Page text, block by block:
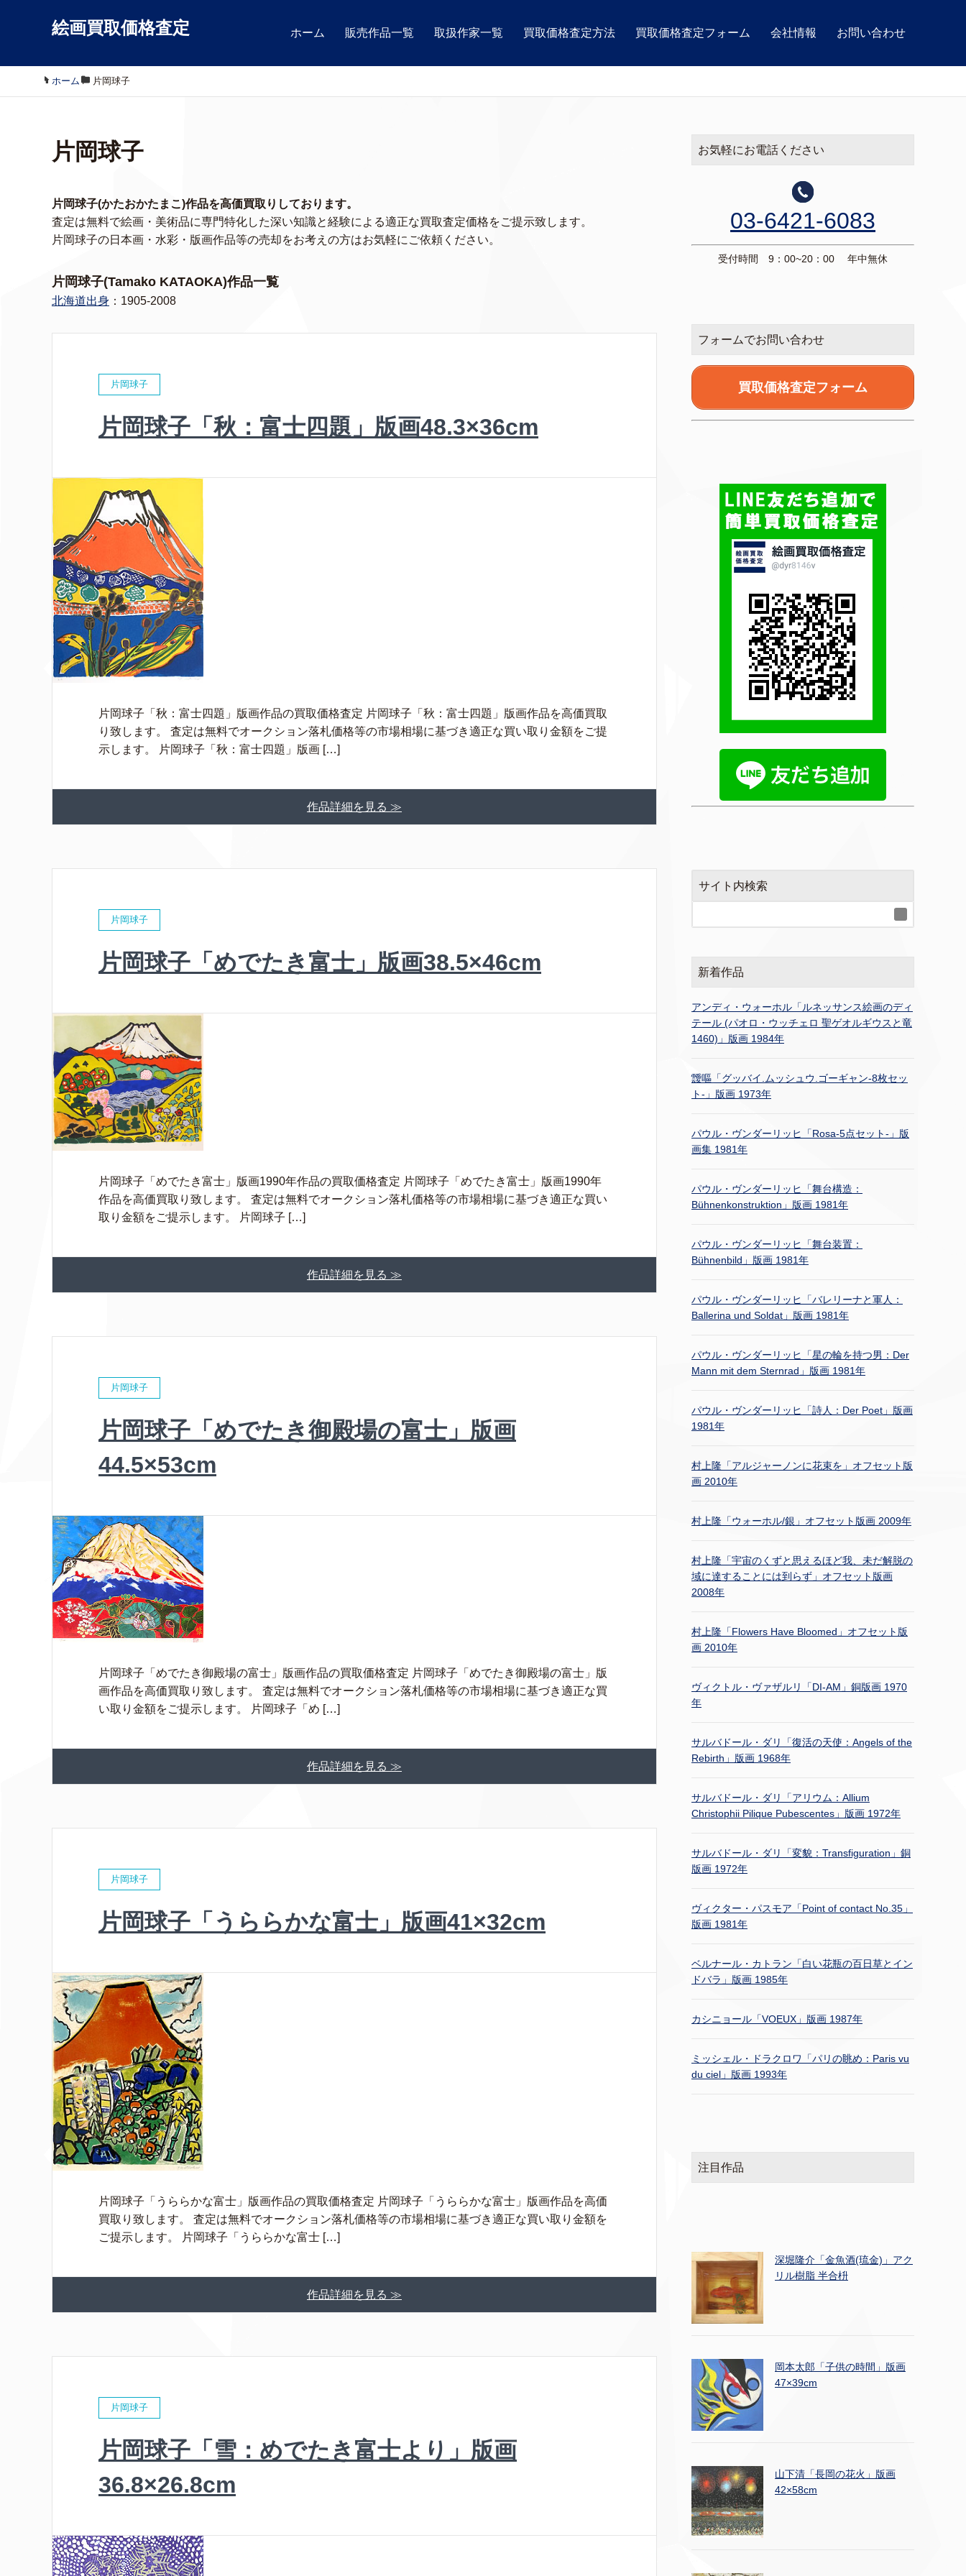
絵画買取価格査定 ホーム 販売作品一覧 取扱作家一覧 買取価格査定方法 買取価格査定フォーム 会社情報 お問い合わせ
ホーム / 片岡球子
片岡球子
片岡球子(かたおかたまこ)作品を高価買取りしております。
査定は無料で絵画・美術品に専門特化した深い知識と経験による適正な買取査定価格をご提示致します。
片岡球子の日本画・水彩・版画作品等の売却をお考えの方はお気軽にご依頼ください。
片岡球子(Tamako KATAOKA)作品一覧
北海道出身 ：1905-2008
片岡球子
片岡球子「秋：富士四題」版画48.3×36cm
片岡球子「秋：富士四題」版画作品の買取価格査定 片岡球子「秋：富士四題」版画作品を高価買取
り致します。 査定は無料でオークション落札価格等の市場相場に基づき適正な買い取り金額をご提
示します。 片岡球子「秋：富士四題」版画 […]
作品詳細を見る ≫
片岡球子
片岡球子「めでたき富士」版画38.5×46cm
片岡球子「めでたき富士」版画1990年作品の買取価格査定 片岡球子「めでたき富士」版画1990年
作品を高価買取り致します。 査定は無料でオークション落札価格等の市場相場に基づき適正な買い
取り金額をご提示します。 片岡球子 […]
作品詳細を見る ≫
片岡球子
片岡球子「めでたき御殿場の富士」版画
44.5×53cm
片岡球子「めでたき御殿場の富士」版画作品の買取価格査定 片岡球子「めでたき御殿場の富士」版
画作品を高価買取り致します。 査定は無料でオークション落札価格等の市場相場に基づき適正な買
い取り金額をご提示します。 片岡球子「め […]
作品詳細を見る ≫
片岡球子
片岡球子「うららかな富士」版画41×32cm
片岡球子「うららかな富士」版画作品の買取価格査定 片岡球子「うららかな富士」版画作品を高価
買取り致します。 査定は無料でオークション落札価格等の市場相場に基づき適正な買い取り金額を
ご提示します。 片岡球子「うららかな富士 […]
作品詳細を見る ≫
片岡球子
片岡球子「雪：めでたき富士より」版画
36.8×26.8cm
お気軽にお電話ください
03-6421-6083
受付時間 9：00~20：00 年中無休
フォームでお問い合わせ
買取価格査定フォーム
サイト内検索
新着作品
アンディ・ウォーホル「ルネッサンス絵画のディ
テール (パオロ・ウッチェロ 聖ゲオルギウスと竜
1460)」版画 1984年
靉嘔「グッバイ.ムッシュウ.ゴーギャン-8枚セッ
ト-」版画 1973年
パウル・ヴンダーリッヒ「Rosa-5点セット-」版
画集 1981年
パウル・ヴンダーリッヒ「舞台構造：
Bühnenkonstruktion」版画 1981年
パウル・ヴンダーリッヒ「舞台装置：
Bühnenbild」版画 1981年
パウル・ヴンダーリッヒ「バレリーナと軍人：
Ballerina und Soldat」版画 1981年
パウル・ヴンダーリッヒ「星の輪を持つ男：Der
Mann mit dem Sternrad」版画 1981年
パウル・ヴンダーリッヒ「詩人：Der Poet」版画
1981年
村上隆「アルジャーノンに花束を」オフセット版
画 2010年
村上隆「ウォーホル/銀」オフセット版画 2009年
村上隆「宇宙のくずと思えるほど我、未だ解脱の
域に達することには到らず」オフセット版画
2008年
村上隆「Flowers Have Bloomed」オフセット版
画 2010年
ヴィクトル・ヴァザルリ「DI-AM」銅版画 1970
年
サルバドール・ダリ「復活の天使：Angels of the
Rebirth」版画 1968年
サルバドール・ダリ「アリウム：Allium
Christophii Pilique Pubescentes」版画 1972年
サルバドール・ダリ「変貌：Transfiguration」銅
版画 1972年
ヴィクター・パスモア「Point of contact No.35」
版画 1981年
ベルナール・カトラン「白い花瓶の百日草とイン
ドバラ」版画 1985年
カシニョール「VOEUX」版画 1987年
ミッシェル・ドラクロワ「パリの眺め：Paris vu
du ciel」版画 1993年
注目作品
深堀隆介「金魚酒(琉金)」アク
リル樹脂 半合枡
岡本太郎「子供の時間」版画
47×39cm
山下清「長岡の花火」版画
42×58cm